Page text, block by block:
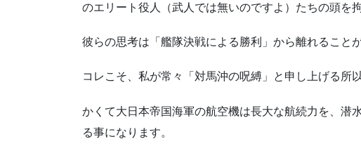
のエリート役人（武人では無いのですよ）たちの頭を
彼らの思考は「艦隊決戦による勝利」から離れること
コレこそ、私が常々「対馬沖の呪縛」と申し上げる所以
かくて大日本帝国海軍の航空機は長大な航続力を、潜
る事になります。